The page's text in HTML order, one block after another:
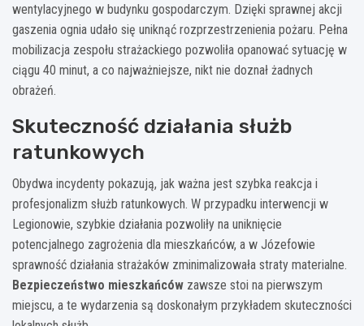
wentylacyjnego w budynku gospodarczym. Dzięki sprawnej akcji
gaszenia ognia udało się uniknąć rozprzestrzenienia pożaru. Pełna
mobilizacja zespołu strażackiego pozwoliła opanować sytuację w
ciągu 40 minut, a co najważniejsze, nikt nie doznał żadnych
obrażeń.
Skuteczność działania służb
ratunkowych
Obydwa incydenty pokazują, jak ważna jest szybka reakcja i
profesjonalizm służb ratunkowych. W przypadku interwencji w
Legionowie, szybkie działania pozwoliły na uniknięcie
potencjalnego zagrożenia dla mieszkańców, a w Józefowie
sprawność działania strażaków zminimalizowała straty materialne.
Bezpieczeństwo mieszkańców zawsze stoi na pierwszym
miejscu, a te wydarzenia są doskonałym przykładem skuteczności